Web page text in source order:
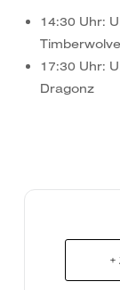
14:30 Uhr:
17:30 Uhr:
Dragonz
+